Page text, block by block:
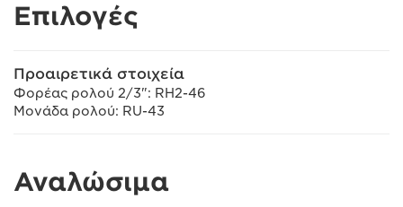
Επιλογές
Προαιρετικά στοιχεία
Φορέας ρολού 2/3": RH2-46
Μονάδα ρολού: RU-43
Αναλώσιμα